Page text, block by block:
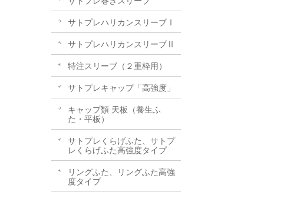
サトプレハリカンスリーブⅠ
サトプレハリカンスリーブⅡ
特注スリーブ（２重枠用）
サトプレキャップ「高強度」
キャップ類 天板（養生ふ
た・平板）
サトプレくらげふた、サトプ
レくらげふた高強度タイプ
リングふた、リングふた高強
度タイプ